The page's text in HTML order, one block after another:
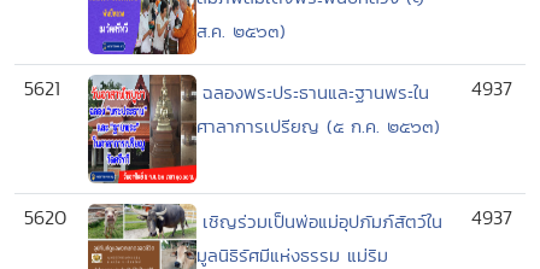
ส.ค. ๒๕๖๓)
5621
ฉลองพระประธานและฐานพระใน
ศาลาการเปรียญ (๕ ก.ค. ๒๕๖๓)
4937
5620
เชิญร่วมเป็นพ่อแม่อุปภัมภ์สัตว์ใน
มูลนิธิรัศมีแห่งธรรม แม่ริม
4937